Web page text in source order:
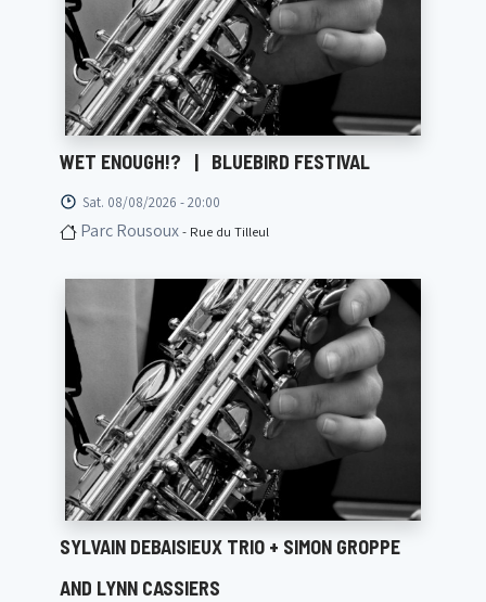
WET ENOUGH!? | BLUEBIRD FESTIVAL
Sat. 08/08/2026 - 20:00
Parc Rousoux- Rue du Tilleul
SYLVAIN DEBAISIEUX TRIO + SIMON GROPPE
AND LYNN CASSIERS